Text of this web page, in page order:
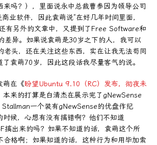
来吗？），里面说永中总裁曹参因为领导公司
业软件，因此袁萌说“在好几年时间里面，
有另外的文章中，又提到了Free Software和
差异。如果说袁萌是30岁之下的人，我可以
老头，还在关注这些东西，实在让我无法苟同
袁萌70岁，因此这段话我尽量客气的说。
萌在《盼望Ubuntu 9.10（RC）发布，彻夜未
本来的打算是白清杰在展示完了gNewSense
一个装有gNewSense的优盘作纪
时候，心想有没有搞错啊？他们不知道
搞出来的吗？如果不知道的话，袁萌这个所
合格啊；如果知道的话，这种行为和用毕加索